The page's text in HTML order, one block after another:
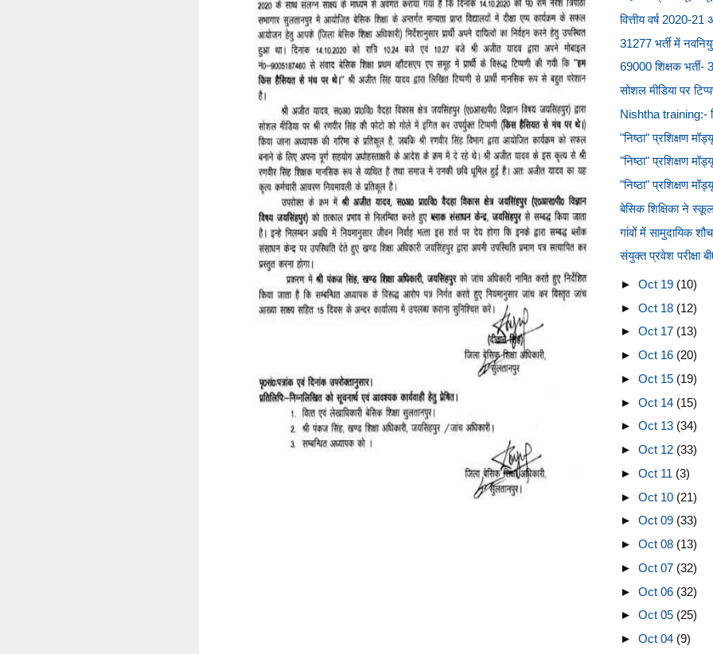
वित्तीय वर्ष 2020-
31277 भर्ती में
69000 शिक्षक भर्ती-
सोशल मीडिया पर
Nishtha training:-
"निष्ठा" प्रशिक्षण
"निष्ठा" प्रशिक्षण
"निष्ठा" प्रशिक्षण
बेसिक शिक्षिका ने
गांवों में सामुदायिक
संयुक्त प्रवेश परीक्षा
► Oct 19 (10)
► Oct 18 (12)
► Oct 17 (13)
► Oct 16 (20)
► Oct 15 (19)
► Oct 14 (15)
► Oct 13 (34)
► Oct 12 (33)
► Oct 11 (3)
► Oct 10 (21)
► Oct 09 (33)
► Oct 08 (13)
► Oct 07 (32)
► Oct 06 (32)
► Oct 05 (25)
► Oct 04 (9)